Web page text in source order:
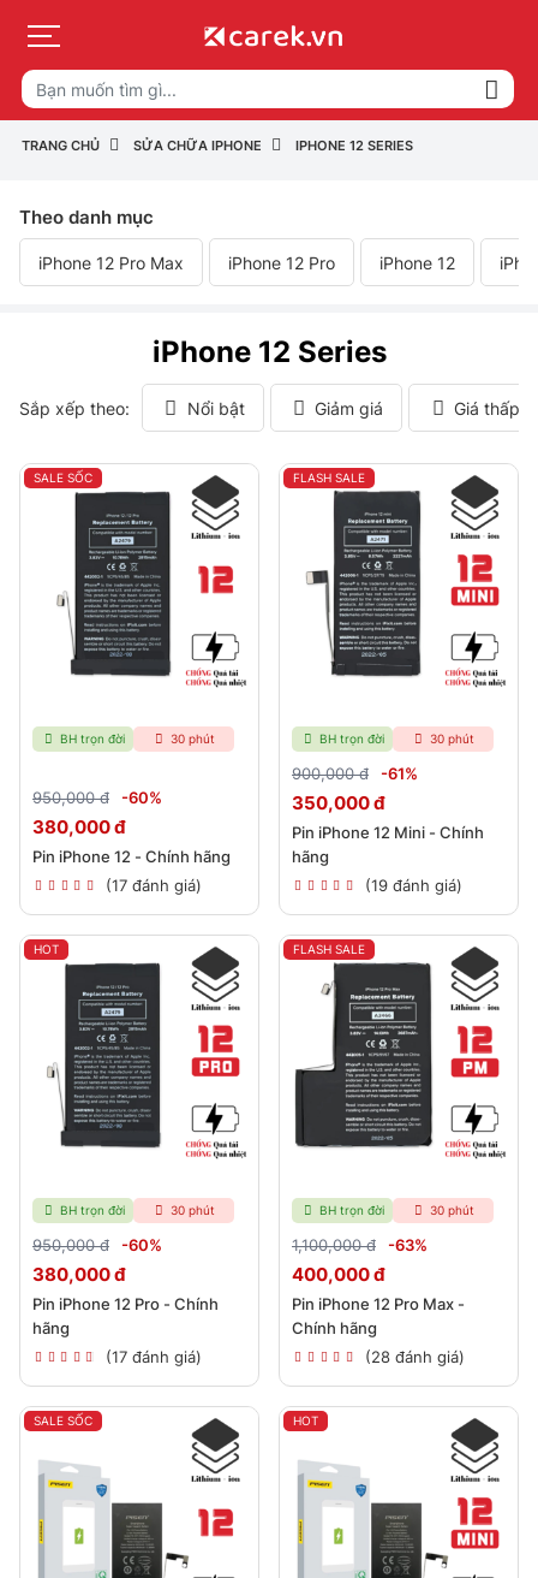
TRANG CHỦ SỬA CHỮA IPHONE IPHONE 12 SERIES
Theo danh mục
iPhone 12 Pro Max iPhone 12 Pro iPhone 12
iPhone 12 Series
Sắp xếp theo: Nổi bật Giảm giá Giá thấp
SALE SỐC
BH trọn đời 30 phút
950,000 đ -60%
380,000 đ
Pin iPhone 12 - Chính hãng
(17 đánh giá)
FLASH SALE
BH trọn đời 30 phút
900,000 đ -61%
350,000 đ
Pin iPhone 12 Mini - Chính
hãng
(19 đánh giá)
HOT
BH trọn đời 30 phút
950,000 đ -60%
380,000 đ
Pin iPhone 12 Pro - Chính
hãng
(17 đánh giá)
FLASH SALE
BH trọn đời 30 phút
1,100,000 đ -63%
400,000 đ
Pin iPhone 12 Pro Max -
Chính hãng
(28 đánh giá)
SALE SỐC HOT